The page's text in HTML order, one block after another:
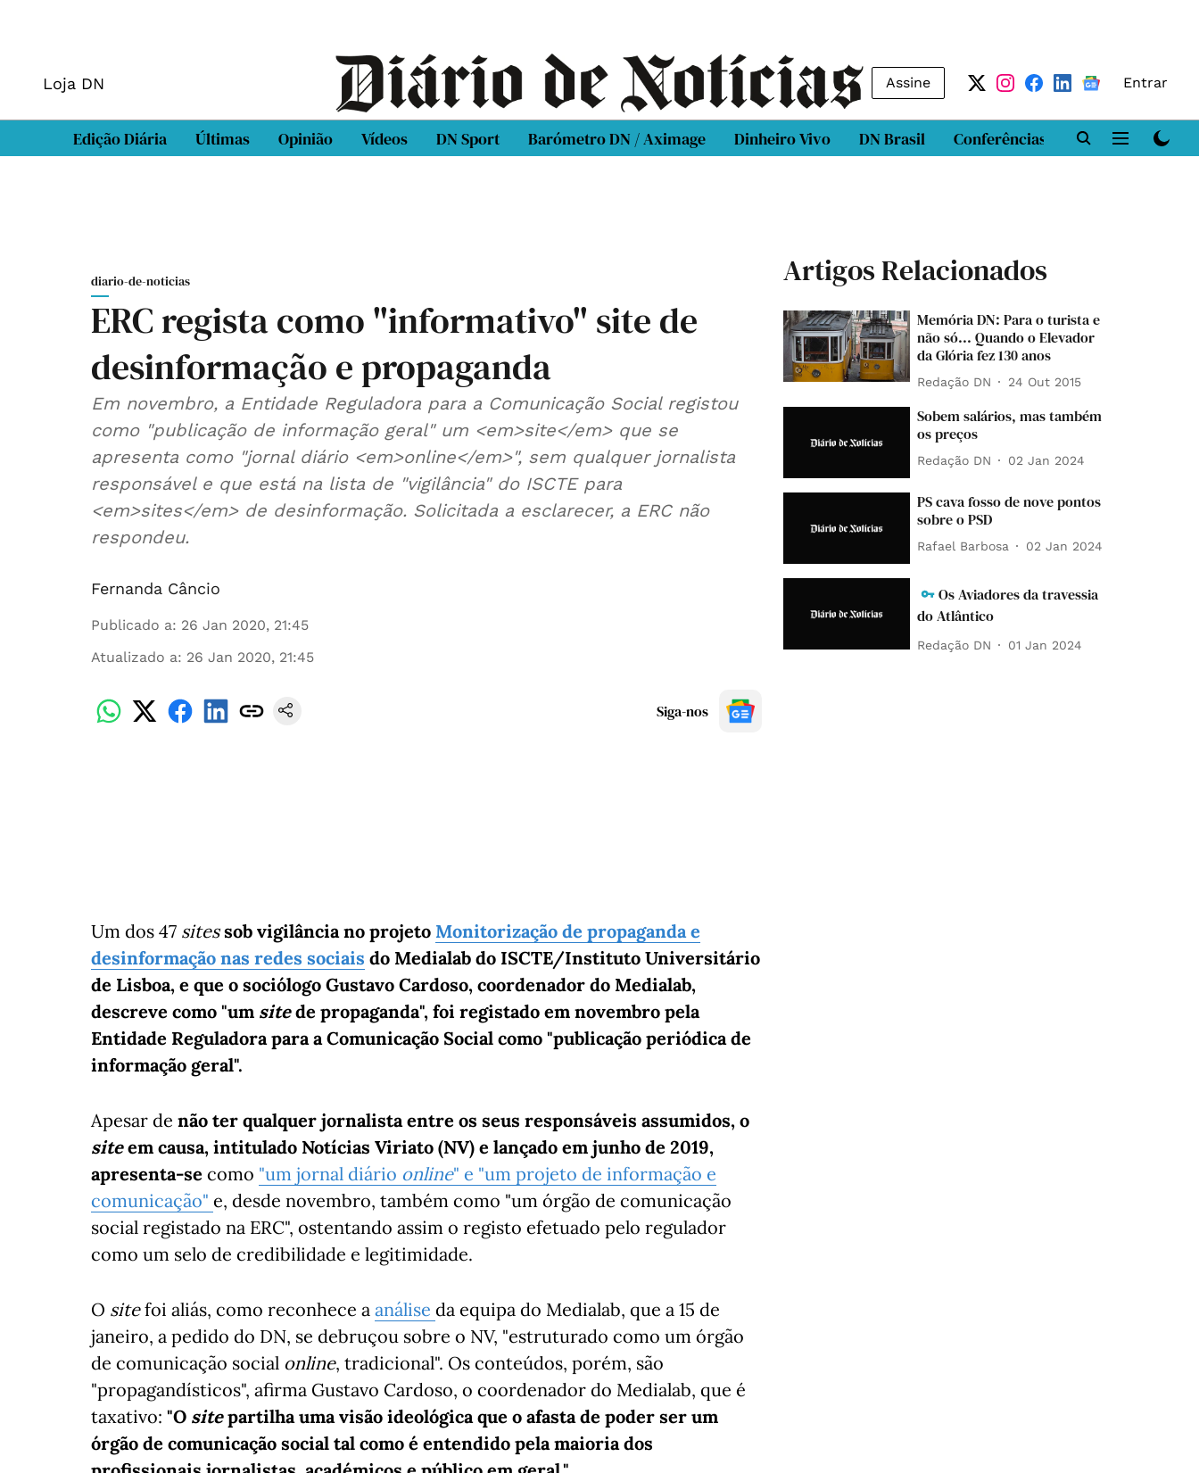
Loja DN Assine Entrar
Edição Diária Últimas Opinião Vídeos DN Sport Barómetro DN / Aximage Dinheiro Vivo DN Brasil Conferências DN LAB
diario-de-noticias
ERC regista como "informativo" site de
desinformação e propaganda
Em novembro, a Entidade Reguladora para a Comunicação Social registou
como "publicação de informação geral" um <em>site</em> que se
apresenta como "jornal diário <em>online</em>", sem qualquer jornalista
responsável e que está na lista de "vigilância" do ISCTE para
<em>sites</em> de desinformação. Solicitada a esclarecer, a ERC não
respondeu.
Fernanda Câncio
Publicado a: 26 Jan 2020, 21:45
Atualizado a: 26 Jan 2020, 21:45
Siga-nos
Um dos 47 sitessob vigilância no projeto Monitorização de propaganda e
desinformação nas redes sociais do Medialab do ISCTE/Instituto Universitário
de Lisboa, e que o sociólogo Gustavo Cardoso, coordenador do Medialab,
descreve como "um sitede propaganda", foi registado em novembro pela
Entidade Reguladora para a Comunicação Social como "publicação periódica de
informação geral".
Apesar de não ter qualquer jornalista entre os seus responsáveis assumidos, o
siteem causa, intitulado Notícias Viriato (NV) e lançado em junho de 2019,
apresenta-se como "um jornal diário online" e "um projeto de informação e
comunicação" e, desde novembro, também como "um órgão de comunicação
social registado na ERC", ostentando assim o registo efetuado pelo regulador
como um selo de credibilidade e legitimidade.
O sitefoi aliás, como reconhece a análise da equipa do Medialab, que a 15 de
janeiro, a pedido do DN, se debruçou sobre o NV, "estruturado como um órgão
de comunicação social online, tradicional". Os conteúdos, porém, são
"propagandísticos", afirma Gustavo Cardoso, o coordenador do Medialab, que é
taxativo: "O sitepartilha uma visão ideológica que o afasta de poder ser um
órgão de comunicação social tal como é entendido pela maioria dos
Artigos Relacionados
Memória DN: Para o turista e
não só... Quando o Elevador
da Glória fez 130 anos
Redação DN 24 Out 2015
Sobem salários, mas também
os preços
Redação DN 02 Jan 2024
PS cava fosso de nove pontos
sobre o PSD
Rafael Barbosa 02 Jan 2024
Os Aviadores da travessia
do Atlântico
Redação DN 01 Jan 2024